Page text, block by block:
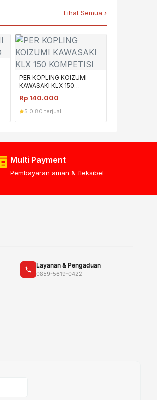
Lihat Semua ›
PER KOPLING KOIZUMI
KAWASAKI KLX 150
Rp 140.000
5.0 80 terjual
Multi Payment
Pembayaran aman & fleksibel
Layanan & Pengaduan
0859-5619-0422